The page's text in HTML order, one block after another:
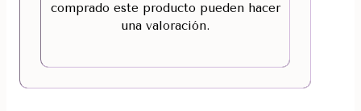
comprado este producto pueden hacer
una valoración.